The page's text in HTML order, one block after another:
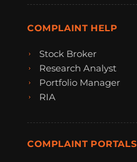
COMPLAINT HELP
Stock Broker
Research Analyst
Portfolio Manager
RIA
COMPLAINT PORTALS